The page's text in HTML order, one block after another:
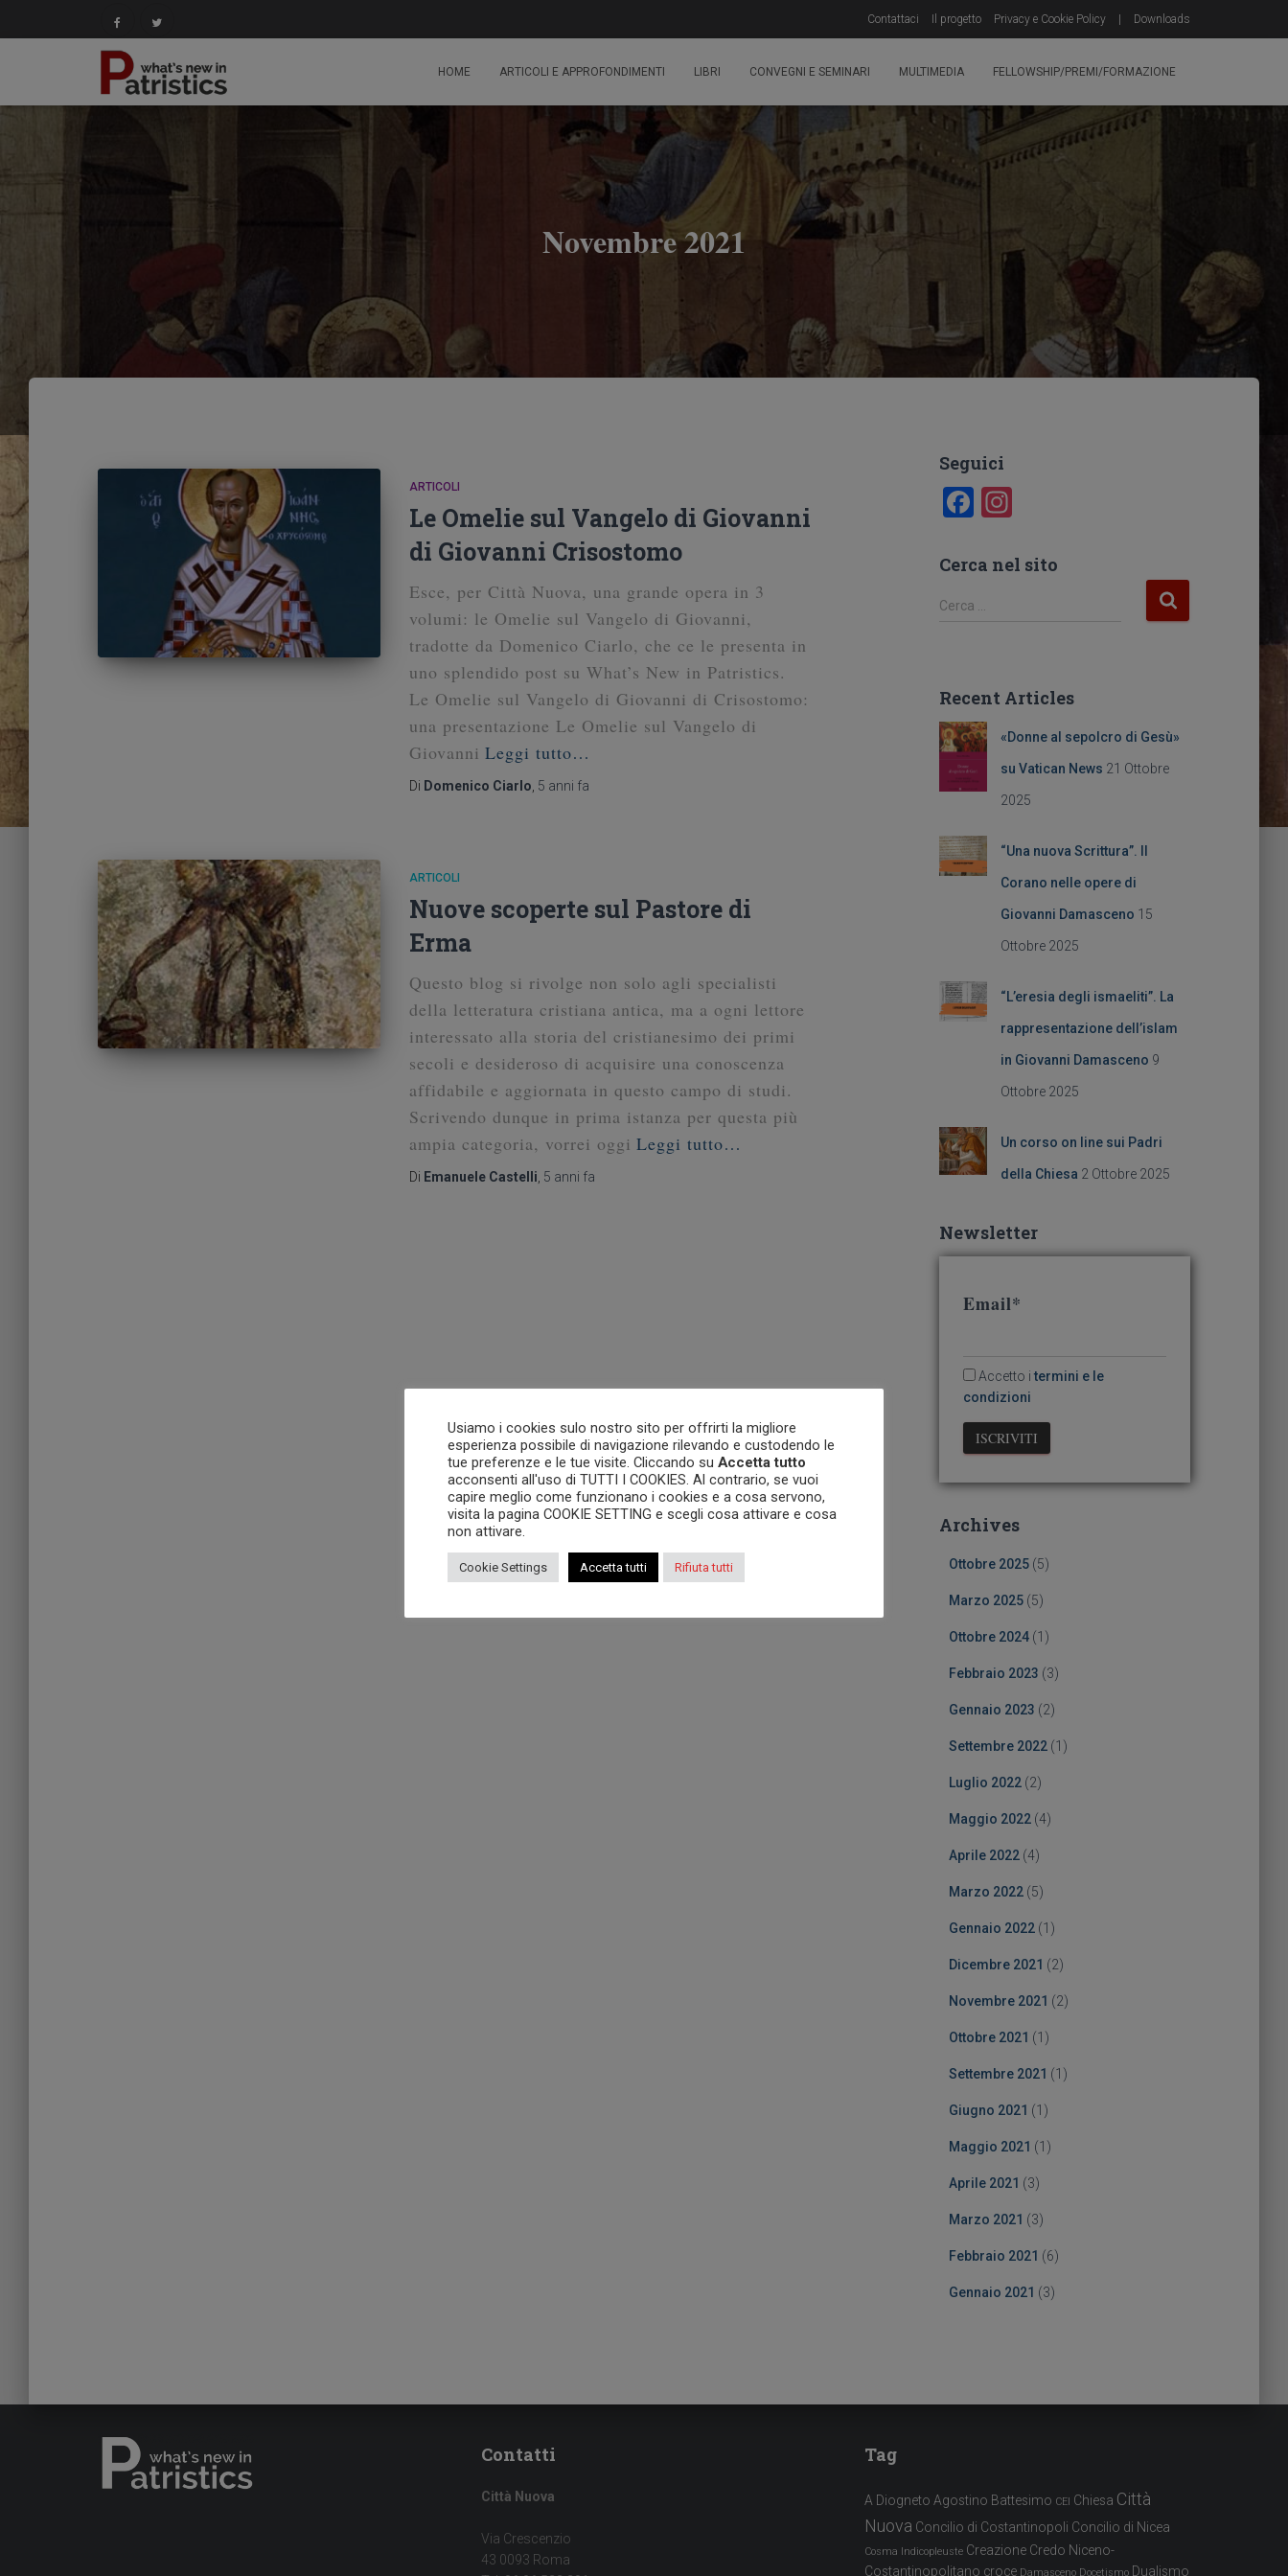
Contattaci Il progetto Privacy e Cookie Policy Downloads
HOME ARTICOLI E APPROFONDIMENTI LIBRI CONVEGNI E SEMINARI MULTIMEDIA FELLOWSHIP/PREMI/FORMAZIONE
Novembre 2021
ARTICOLI
Le Omelie sul Vangelo di Giovanni
di Giovanni Crisostomo
Esce, per Città Nuova, una grande opera in 3
volumi: le Omelie sul Vangelo di Giovanni,
tradotte da Domenico Ciarlo, che ce le presenta in
uno splendido post su What’s New in Patristics.
Le Omelie sul Vangelo di Giovanni di Crisostomo:
una presentazione Le Omelie sul Vangelo di
Giovanni Leggi tutto…
Di Domenico Ciarlo 5 anni fa
ARTICOLI
Nuove scoperte sul Pastore di
Erma
Questo blog si rivolge non solo agli specialisti
della letteratura cristiana antica, ma a ogni lettore
interessato alla storia del cristianesimo dei primi
secoli e desideroso di acquisire una conoscenza
affidabile e aggiornata in questo campo di studi.
Scrivendo dunque in prima istanza per questa più
ampia categoria, vorrei oggi Leggi tutto…
Di Emanuele Castelli 5 anni fa
Seguici
F
c
e
o
k
In
a
Cerca nel sito
R
c
a
p
Cerca …
Recent Articles
«Donne al sepolcro di Gesù»
su Vatican News 21 Ottobre
2025
“Una nuova Scrittura”. Il
Corano nelle opere di
Giovanni Damasceno 15
Ottobre 2025
“L’eresia degli ismaeliti”. La
rappresentazione dell’islam
in Giovanni Damasceno 9
Ottobre 2025
Un corso on line sui Padri
della Chiesa 2 Ottobre 2025
Newsletter
Email*
Accetto i termini e le
condizioni
Archives
Ottobre 2025(5)
Marzo 2025(5)
Ottobre 2024(1)
Febbraio 2023 (3)
Gennaio 2023 (2)
Settembre 2022(1)
Luglio 2022(2)
Maggio 2022(4)
Aprile 2022(4)
Marzo 2022(5)
Gennaio 2022(1)
Dicembre 2021 (2)
Novembre 2021 (2)
Ottobre 2021 (1)
Settembre 2021 (1)
Giugno 2021 (1)
Maggio 2021 (1)
Aprile 2021 (3)
Marzo 2021 (3)
Febbraio 2021 (6)
Gennaio 2021 (3)
Contatti
Città Nuova
Via Crescenzio
43 0093 Roma
Tag
A Diogneto Agostino Battesimo CEI Chiesa Città
Nuova Concilio di Costantinopoli Concilio di Nicea
Cosma Indicopleuste Creazione Credo Niceno-
Costantinopolitano croce Damasceno Docetismo Dualismo
Usiamo i cookies sulo nostro sito per offrirti la migliore
esperienza possibile di navigazione rilevando e custodendo le
tue preferenze e le tue visite. Cliccando su Accetta tutto
acconsenti all'uso di TUTTI I COOKIES. Al contrario, se vuoi
capire meglio come funzionano i cookies e a cosa servono,
visita la pagina COOKIE SETTING e scegli cosa attivare e cosa
non attivare.
Cookie Settings Accetta tutti Rifiuta tutti